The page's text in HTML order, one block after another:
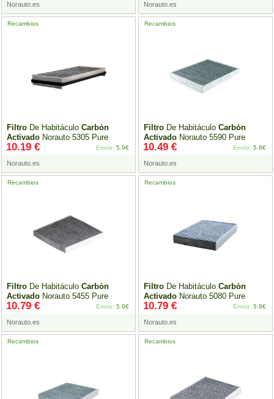
Norauto.es Norauto.es
Filtro De Habitáculo Carbón
Activado Norauto 5305 Pure
Recambios
Norauto.es
10.19 € Envío: 5.9€
Filtro De Habitáculo Carbón
Activado Norauto 5590 Pure
Recambios
Norauto.es
10.49 € Envío: 5.9€
Filtro De Habitáculo Carbón
Activado Norauto 5455 Pure
Recambios
Norauto.es
10.79 € Envío: 5.9€
Filtro De Habitáculo Carbón
Activado Norauto 5080 Pure
Recambios
Norauto.es
10.79 € Envío: 5.9€
Recambios Recambios